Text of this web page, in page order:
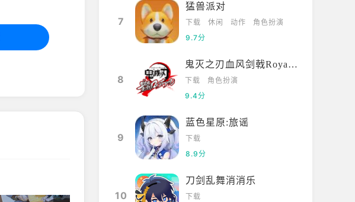
7
猛兽派对
下载 休闲 动作
角色扮演
9.7分
8
鬼灭之刃血风剑戟Royale国际服
下载
角色扮演
9.4分
9
蓝色星原:旅谣
下载
8.9分
10
刀剑乱舞消消乐
下载